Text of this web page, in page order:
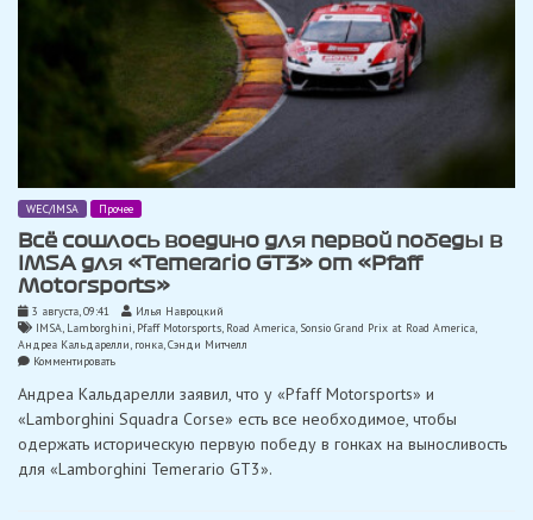
WEC/IMSA Прочее
Всё сошлось воедино для первой победы в
IMSA для «Temerario GT3» от «Pfaff
Motorsports»
3 августа, 09:41
Илья Навроцкий
IMSA, Lamborghini, Pfaff Motorsports, Road America, Sonsio Grand Prix at Road America
Андреа Кальдарелли, гонка,Сэнди Митчелл
Комментироватьon
сошлось
воедино
для
первой
победы
в
Андреа Кальдарелли заявил, что у «Pfaff Motorsports» и
«Lamborghini Squadra Corse» есть все необходимое, чтобы
одержать историческую первую победу в гонках на выносливость
для «Lamborghini Temerario GT3».